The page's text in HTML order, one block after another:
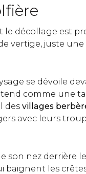
le décollage est
vertige, juste
se dévoile
comme une
des villages
avec leurs
son nez derrière
baignent les